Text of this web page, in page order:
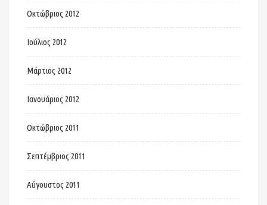
Οκτώβριος 2012
Ιούλιος 2012
Μάρτιος 2012
Ιανουάριος 2012
Οκτώβριος 2011
Σεπτέμβριος 2011
Αύγουστος 2011